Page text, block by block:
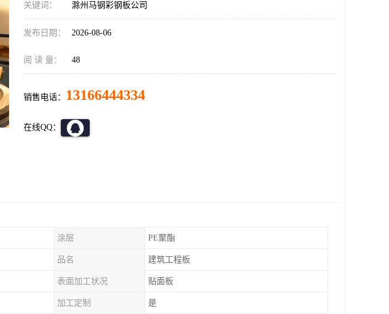
关键词： 滁州马钢彩钢板公司
发布日期： 2026-08-06
阅 读 量： 48
销售电话： 13166444334
在线QQ：
涂层 PE聚酯
品名 建筑工程板
表面加工状况 贴面板
加工定制 是